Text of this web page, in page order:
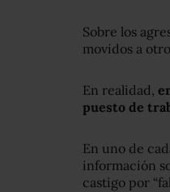
Sobre los
movidos a
En realidad,
puesto de
En uno de
información
castigo por